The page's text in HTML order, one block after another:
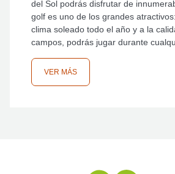
del Sol podrás disfrutar de
golf es uno de los grandes
clima soleado todo el año y a la
campos, podrás jugar durante
VER MÁS